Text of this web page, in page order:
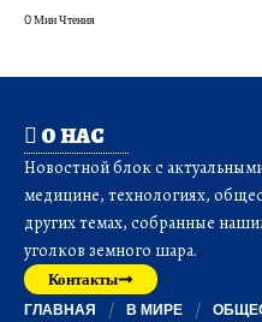
0 Мин Чтения
О НАС
Новостной блок с
медицине, технологиях,
других темах, собранные
уголков земного шара.
Контакты
ГЛАВНАЯ В МИРЕ